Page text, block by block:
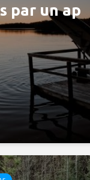
par un ap